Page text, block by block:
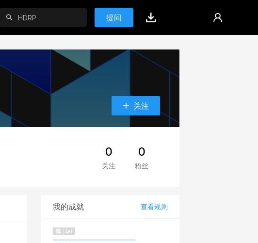
提问
关注
0
关注
0
粉丝
我的成就 查看规则